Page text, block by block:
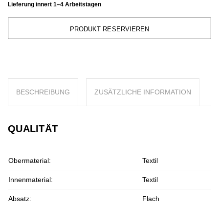
Lieferung innert 1–4 Arbeitstagen
PRODUKT RESERVIEREN
BESCHREIBUNG ZUSÄTZLICHE INFORMATION
QUALITÄT
Obermaterial: Textil
Innenmaterial: Textil
Absatz: Flach